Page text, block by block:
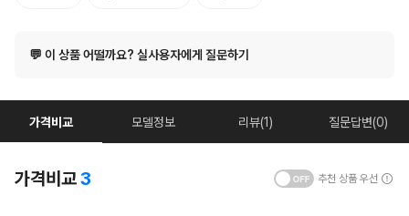
💬 이 상품 어떨까요? 실사용자에게 질문하기
가격비교 모델정보 리뷰(1) 질문답변(0)
가격비교3 추천 상품 우선